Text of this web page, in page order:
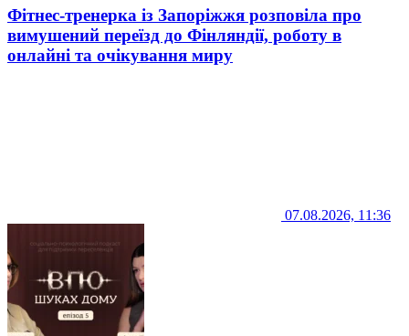
Фітнес-тренерка із Запоріжжя розповіла про
вимушений переїзд до Фінляндії, роботу в
онлайні та очікування миру
07.08.2026, 11:36